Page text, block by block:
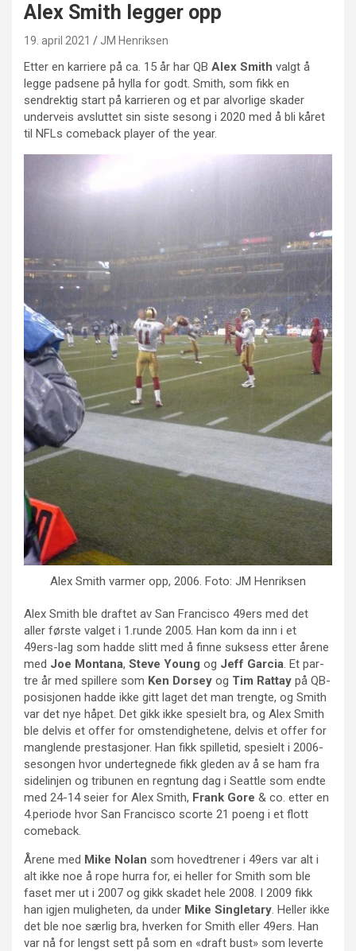
Alex Smith legger opp
19. april 2021 JM Henriksen
Etter en karriere på ca. 15 år har QB Alex Smith valgt å
legge padsene på hylla for godt. Smith, som fikk en
sendrektig start på karrieren og et par alvorlige skader
underveis avsluttet sin siste sesong i 2020 med å bli kåret
til NFLs comeback player of the year.
Alex Smith varmer opp, 2006. Foto: JM Henriksen
Alex Smith ble draftet av San Francisco 49ers med det
aller første valget i 1.runde 2005. Han kom da inn i et
49ers-lag som hadde slitt med å finne suksess etter årene
med Joe Montana, Steve Young og Jeff Garcia. Et par-
tre år med spillere som Ken Dorsey og Tim Rattay på QB-
posisjonen hadde ikke gitt laget det man trengte, og Smith
var det nye håpet. Det gikk ikke spesielt bra, og Alex Smith
ble delvis et offer for omstendighetene, delvis et offer for
manglende prestasjoner. Han fikk spilletid, spesielt i 2006-
sesongen hvor undertegnede fikk gleden av å se ham fra
sidelinjen og tribunen en regntung dag i Seattle som endte
med 24-14 seier for Alex Smith, Frank Gore & co. etter en
4.periode hvor San Francisco scorte 21 poeng i et flott
comeback.
Årene med Mike Nolan som hovedtrener i 49ers var alt i
alt ikke noe å rope hurra for, ei heller for Smith som ble
faset mer ut i 2007 og gikk skadet hele 2008. I 2009 fikk
han igjen muligheten, da under Mike Singletary. Heller ikke
det ble noe særlig bra, hverken for Smith eller 49ers. Han
var nå for lengst sett på som en «draft bust» som leverte